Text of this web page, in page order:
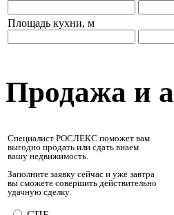
Площадь кухни, м
Продажа и
Специалист РОСЛЕКС поможет вам
выгодно продать или сдать внаем
вашу недвижимость.
Заполните заявку сейчас и уже завтра
вы сможете совершить действительно
удачную сделку.